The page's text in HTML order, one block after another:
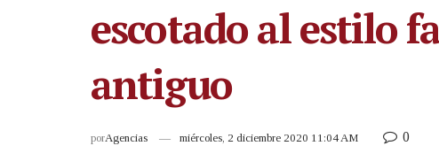
escotado al estilo
antiguo
porAgencias miércoles, 2 diciembre 2020 11:04 AM 0